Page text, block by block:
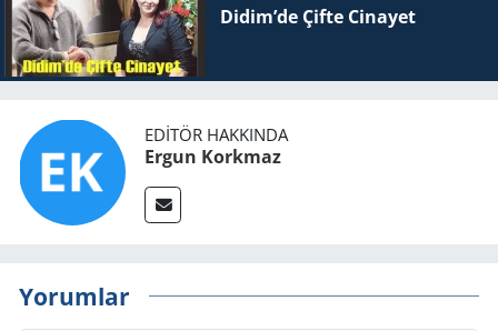
Didim’de Çifte Ci­na­yet
EDITÖR HAKKINDA
Ergun Korkmaz
Yorumlar